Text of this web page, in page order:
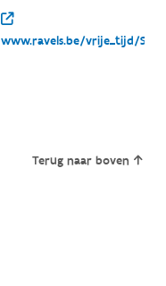
www.ravels.be/vrije_tijd/
Terug naar boven